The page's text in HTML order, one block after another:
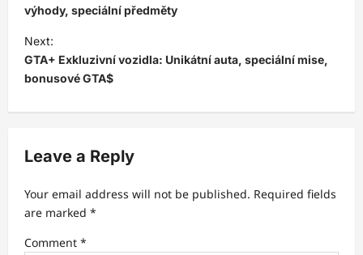
s
t
n
a
v
g
a
t
i
výhody, speciální předměty
Next:
GTA+ Exkluzivní vozidla: Unikátní auta, speciální mise,
bonusové GTA$
Leave a Reply
Your email address will not be published. Required fields
are marked *
Comment *